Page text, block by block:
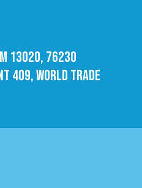
13020, 76230
409, World trade